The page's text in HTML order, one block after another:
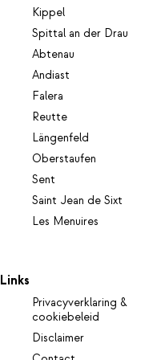
Kippel
Spittal an der Drau
Abtenau
Andiast
Falera
Reutte
Längenfeld
Oberstaufen
Sent
Saint Jean de Sixt
Les Menuires
Links
Privacyverklaring &
cookiebeleid
Disclaimer